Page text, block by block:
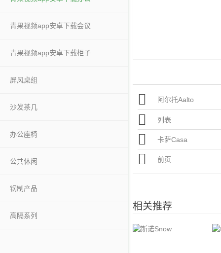
青果视频app安卓下载会议
青果视频app安卓下载柜子
屏风桌组
沙发茶几
办公座椅
公共休闲
钢制产品
高隔系列
阿尔托Aalto
列表
卡萨Casa
前页
相关推荐